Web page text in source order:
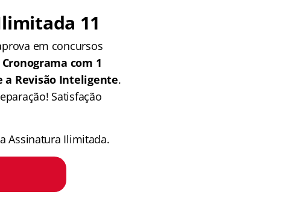
11
em concursos
Cronograma com 1
a Revisão Inteligente.
Satisfação
Assinatura Ilimitada.